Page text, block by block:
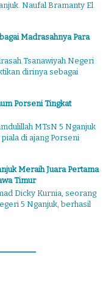
Naufal Bramanty El
Madrasahnya Para
Tsanawiyah Negeri
dirinya sebagai
Porseni Tingkat
MTsN 5 Nganjuk
di ajang Porseni
Meraih Juara Pertama
Timur
Dicky Kurnia, seorang
5 Nganjuk, berhasil